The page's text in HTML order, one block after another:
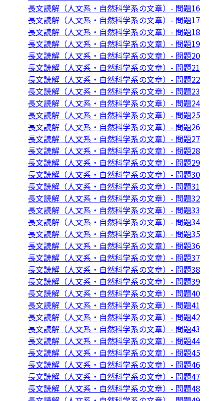
長文読解（人文系・自然科学系の文章）- 問題16
長文読解（人文系・自然科学系の文章）- 問題17
長文読解（人文系・自然科学系の文章）- 問題18
長文読解（人文系・自然科学系の文章）- 問題19
長文読解（人文系・自然科学系の文章）- 問題20
長文読解（人文系・自然科学系の文章）- 問題21
長文読解（人文系・自然科学系の文章）- 問題22
長文読解（人文系・自然科学系の文章）- 問題23
長文読解（人文系・自然科学系の文章）- 問題24
長文読解（人文系・自然科学系の文章）- 問題25
長文読解（人文系・自然科学系の文章）- 問題26
長文読解（人文系・自然科学系の文章）- 問題27
長文読解（人文系・自然科学系の文章）- 問題28
長文読解（人文系・自然科学系の文章）- 問題29
長文読解（人文系・自然科学系の文章）- 問題30
長文読解（人文系・自然科学系の文章）- 問題31
長文読解（人文系・自然科学系の文章）- 問題32
長文読解（人文系・自然科学系の文章）- 問題33
長文読解（人文系・自然科学系の文章）- 問題34
長文読解（人文系・自然科学系の文章）- 問題35
長文読解（人文系・自然科学系の文章）- 問題36
長文読解（人文系・自然科学系の文章）- 問題37
長文読解（人文系・自然科学系の文章）- 問題38
長文読解（人文系・自然科学系の文章）- 問題39
長文読解（人文系・自然科学系の文章）- 問題40
長文読解（人文系・自然科学系の文章）- 問題41
長文読解（人文系・自然科学系の文章）- 問題42
長文読解（人文系・自然科学系の文章）- 問題43
長文読解（人文系・自然科学系の文章）- 問題44
長文読解（人文系・自然科学系の文章）- 問題45
長文読解（人文系・自然科学系の文章）- 問題46
長文読解（人文系・自然科学系の文章）- 問題47
長文読解（人文系・自然科学系の文章）- 問題48